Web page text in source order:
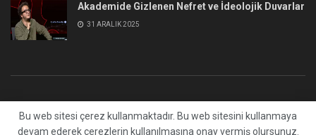
Akademide Gizlenen Nefret ve İdeolojik Duvarlar
31 ARALIK 2025
Bu web sitesi çerez kullanmaktadır. Bu web sitesini kullanmaya
devam ederek çerezlerin kullanılmasına onay vermiş olursunuz.